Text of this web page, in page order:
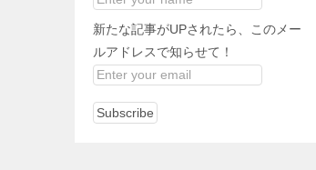
新たな記事がUPされたら、このメー
ルアドレスで知らせて！